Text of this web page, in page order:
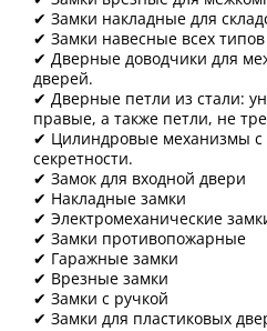
✔ Замки накладные для
✔ Замки навесные всех типов
✔ Дверные доводчики для
дверей.
✔ Дверные петли из стали:
правые, а также петли, не
✔ Цилиндровые механизмы с
секретности.
✔ Замок для входной двери
✔ Накладные замки
✔ Электромеханические
✔ Замки противопожарные
✔ Гаражные замки
✔ Врезные замки
✔ Замки с ручкой
✔ Замки для пластиковых